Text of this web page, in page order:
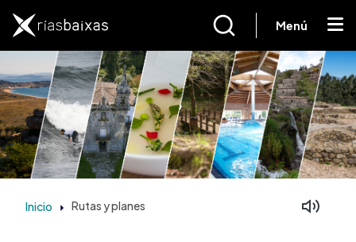
Menú
Inicio Rutas y planes